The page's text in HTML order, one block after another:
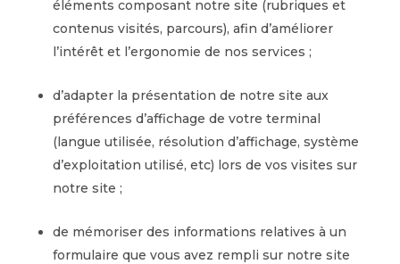
éléments composant notre site (rubriques et
contenus visités, parcours), afin d’améliorer
l’intérêt et l’ergonomie de nos services ;
d’adapter la présentation de notre site aux
préférences d’affichage de votre terminal
(langue utilisée, résolution d’affichage, système
d’exploitation utilisé, etc) lors de vos visites sur
notre site ;
de mémoriser des informations relatives à un
formulaire que vous avez rempli sur notre site